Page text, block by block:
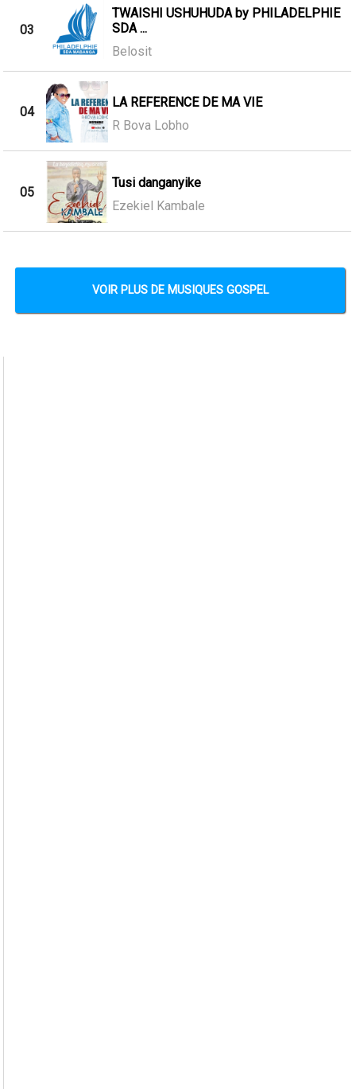
03
TWAISHI USHUHUDA by PHILADELPHIE
SDA ...
Belosit
04
LA REFERENCE DE MA VIE
R Bova Lobho
05
Tusi danganyike
Ezekiel Kambale
VOIR PLUS DE MUSIQUES GOSPEL